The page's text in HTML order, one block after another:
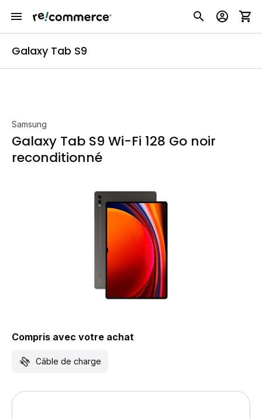
Galaxy Tab S9
Samsung
Galaxy Tab S9 Wi-Fi 128 Go noir
reconditionné
Compris avec votre achat
Câble de charge